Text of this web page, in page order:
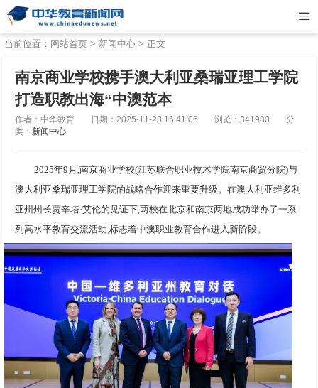
当前位置： 网站首页 > 新闻中心 > 正文
南京商业学校携手澳大利亚桑瑞亚理工学院
打造职教出海“中澳范本
作者：中华教育 日期：2025-11-28 16:41:06 浏览：341980
分
类： 新闻中心
2025年9月,南京商业学校(江苏联合职业技术学院南京商贸分院)与
澳大利亚桑瑞亚理工学院的战略合作迎来重要升级。在澳大利亚维多利
亚州州长贾辛塔·艾伦的见证下,两校在北京和南京两地成功举办了一系
列高水平教育交流活动,标志着中澳职业教育合作进入新阶段。